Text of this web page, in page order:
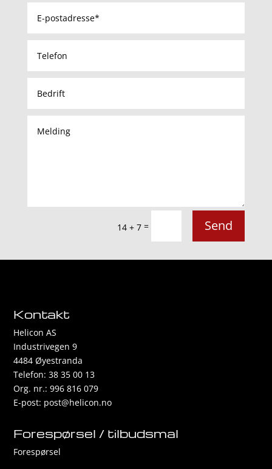
14 + 7 = Send
Kontakt
Helicon AS
Industrivegen 9
4484 Øyestranda
Telefon: 38 35 00 13
Org. nr.: 996 816 079
E-post: post@helicon.no
Forespørsel / tilbudsmal
Forespørsel